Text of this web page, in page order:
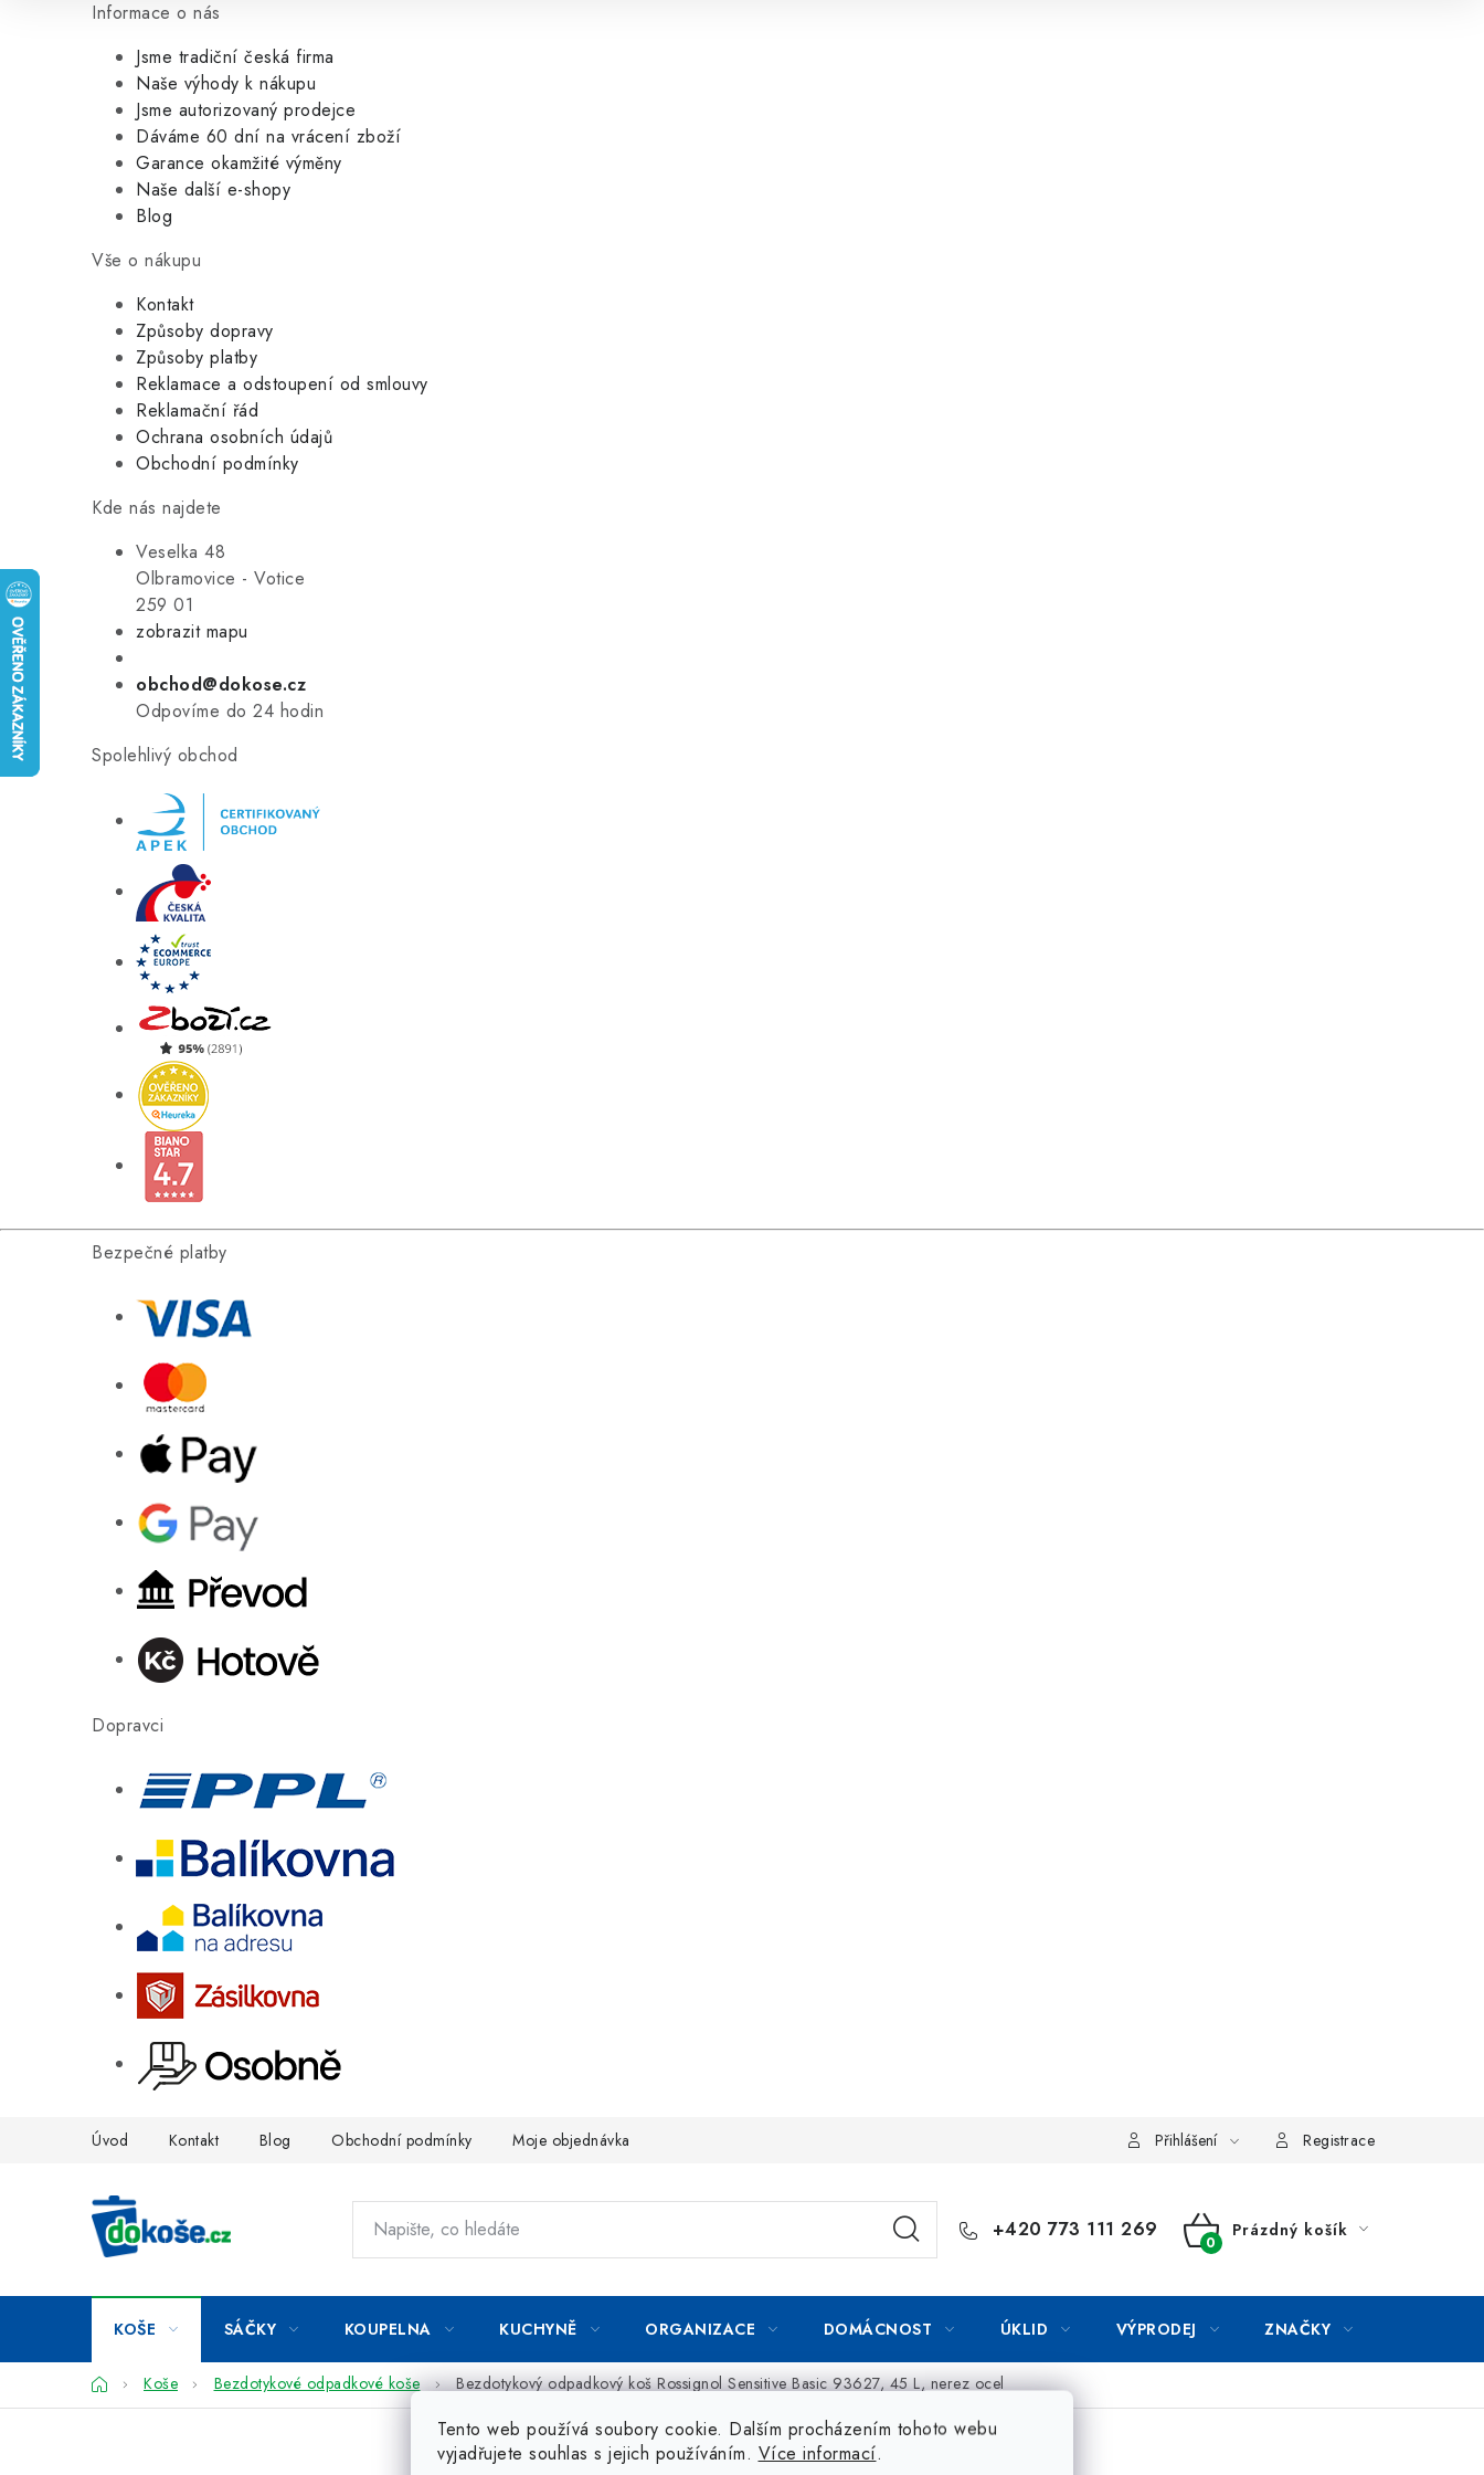
Informace o nás
Jsme tradiční česká firma
Naše výhody k nákupu
Jsme autorizovaný prodejce
Dáváme 60 dní na vrácení zboží
Garance okamžité výměny
Naše další e-shopy
Blog
Vše o nákupu
Kontakt
Způsoby dopravy
Způsoby platby
Reklamace a odstoupení od smlouvy
Reklamační řád
Ochrana osobních údajů
Obchodní podmínky
Kde nás najdete
Veselka 48
Olbramovice - Votice
259 01
zobrazit mapu
obchod@dokose.cz
Odpovíme do 24 hodin
Spolehlivý obchod
Bezpečné platby
Dopravci
Tento web používá soubory cookie. Dalším procházením tohoto webu
vyjadřujete souhlas s jejich používáním. Více informací.
Úvod Kontakt Blog Obchodní podmínky Moje objednávka Přihlášení Registrace
+420 773 111 269
NÁKUPNÍ
Prázdný košík
KOŠE SÁČKY KOUPELNA KUCHYNĚ ORGANIZACE DOMÁCNOST ÚKLID VÝPRODEJ ZNAČKY
DomůKoše Bezdotykové odpadkové koše Bezdotykový odpadkový koš Rossignol Sensitive Basic 93627, 45 L, nerez ocel